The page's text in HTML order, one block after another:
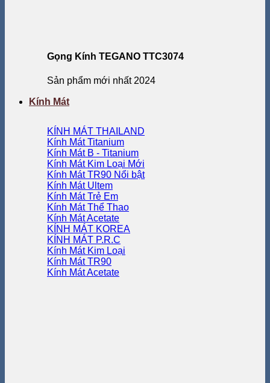
Gọng Kính TEGANO TTC3074
Sản phẩm mới nhất 2024
Kính Mát
KÍNH MÁT THAILAND
Kính Mát Titanium
Kính Mát B - Titanium
Kính Mát Kim Loại
Kính Mát TR90
Kính Mát Ultem
Kính Mát Trẻ Em
Kính Mát Thể Thao
Kính Mát Acetate
KÍNH MÁT KOREA
KÍNH MÁT P.R.C
Kính Mát Kim Loại
Kính Mát TR90
Kính Mát Acetate